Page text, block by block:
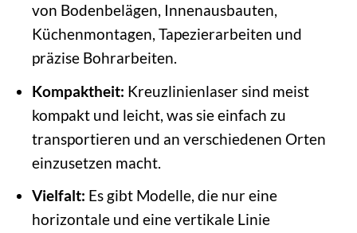
von Bodenbelägen, Innenausbauten,
Küchenmontagen, Tapezierarbeiten und
präzise Bohrarbeiten.
Kompaktheit: Kreuzlinienlaser sind meist
kompakt und leicht, was sie einfach zu
transportieren und an verschiedenen Orten
einzusetzen macht.
Vielfalt: Es gibt Modelle, die nur eine
horizontale und eine vertikale Linie